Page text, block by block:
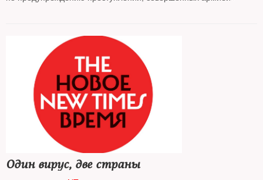
Один вирус, две страны